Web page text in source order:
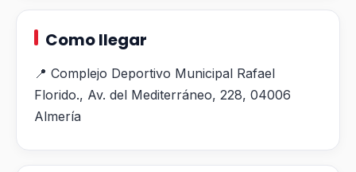
Como llegar
📍 Complejo Deportivo Municipal Rafael
Florido., Av. del Mediterráneo, 228, 04006
Almería